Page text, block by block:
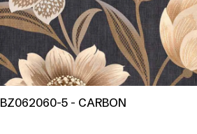
BZ062060-5 - CARBON